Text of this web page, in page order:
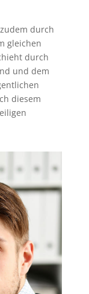
durch
gleichen
durch
und dem
diesem